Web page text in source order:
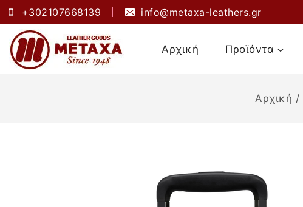
+302107668139 info@metaxa-leathers.gr
Αρχική Προϊόντα
Αρχική /